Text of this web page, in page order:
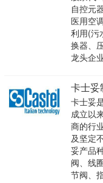
自控元
医用空
利用(污
换器、
龙头企
卡士妥
卡士妥
成立以
商的行
及坚定
妥产品
阀、线
节阀、